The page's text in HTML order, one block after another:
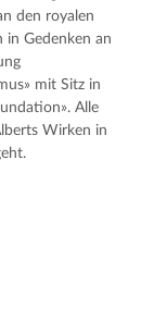
den royalen
in Gedenken an
mit Sitz in
Alle
Wirken in